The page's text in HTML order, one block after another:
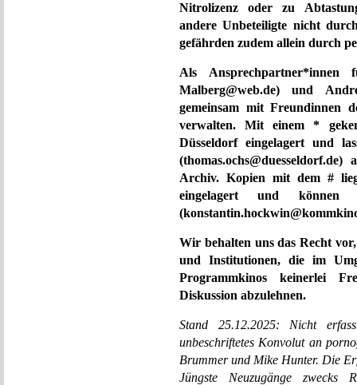
Nitrolizenz oder zu
andere Unbeteiligte nicht
gefährden zudem allein durch
Als
Malberg@web.de) und
gemeinsam mit Freundinnen
verwalten. Mit einem *
Düsseldorf eingelagert und
Archiv. Kopien mit dem #
eingelagert und können
Wir behalten uns das Recht
und Institutionen, die im
Programmkinos keinerlei
Diskussion abzulehnen.
Stand 25.12.2025: Nicht
unbeschriftetes Konvolut an
Brummer und Mike Hunter. Die
Jüngste Neuzugänge